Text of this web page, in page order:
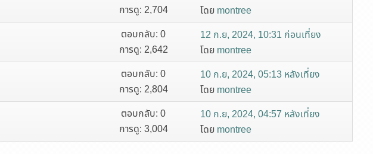
การดู: 2,704
โดย montree
ตอบกลับ: 0
การดู: 2,642
12 ก.ย, 2024, 10:31 ก่อนเที่ยง
โดย montree
ตอบกลับ: 0
การดู: 2,804
10 ก.ย, 2024, 05:13 หลังเที่ยง
โดย montree
ตอบกลับ: 0
การดู: 3,004
10 ก.ย, 2024, 04:57 หลังเที่ยง
โดย montree